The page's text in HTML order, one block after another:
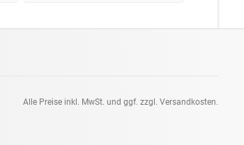
Alle Preise inkl. MwSt. und ggf. zzgl. Versandkosten.